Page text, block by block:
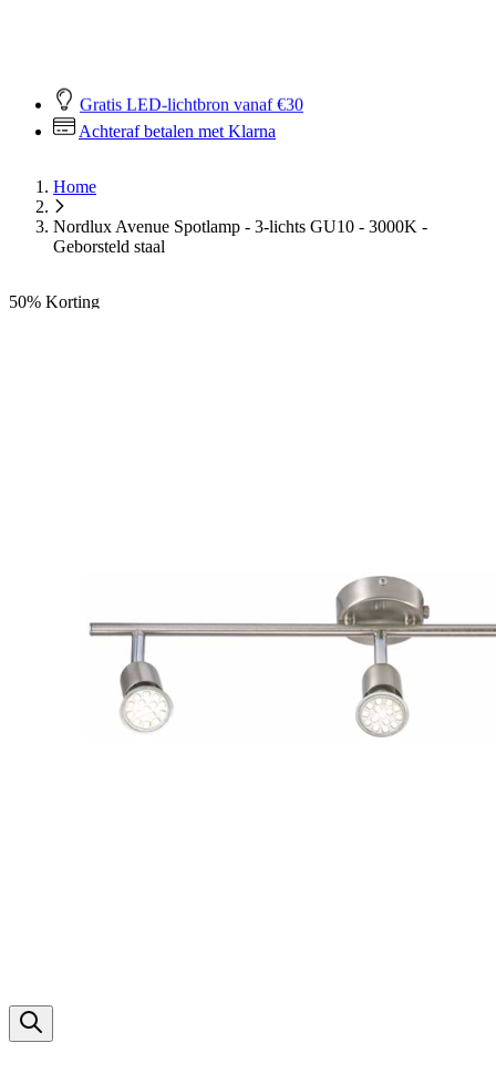
Gratis LED-lichtbron vanaf €30
Achteraf betalen met Klarna
Home
Nordlux Avenue Spotlamp - 3-lichts GU10 - 3000K -
Geborsteld staal
50% Korting